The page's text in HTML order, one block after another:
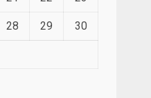
28 29 30